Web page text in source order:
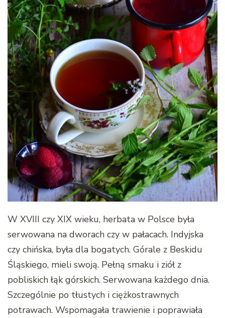
W XVIII czy XIX wieku, herbata w Polsce była
serwowana na dworach czy w pałacach. Indyjska
czy chińska, była dla bogatych. Górale z Beskidu
Śląskiego, mieli swoją. Pełną smaku i ziół z
pobliskich łąk górskich. Serwowana każdego dnia.
Szczególnie po tłustych i ciężkostrawnych
potrawach. Wspomagała trawienie i poprawiała